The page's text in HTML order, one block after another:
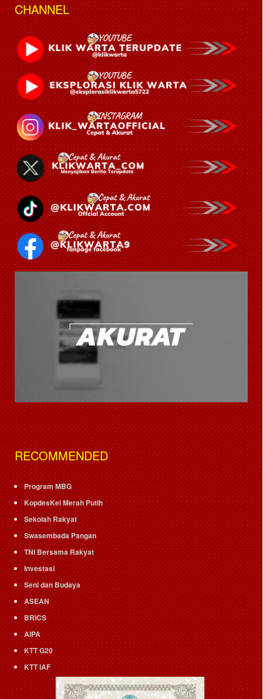
CHANNEL
RECOMMENDED
Program MBG
KopdesKel Merah Putih
Sekolah Rakyat
Swasembada Pangan
TNI Bersama Rakyat
Investasi
Seni dan Budaya
ASEAN
BRICS
AIPA
KTT G20
KTT IAF